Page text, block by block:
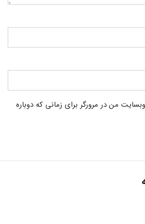
من در مرورگر برای زمانی که دوباره